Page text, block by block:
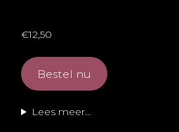
€12,50
Bestel nu
Lees meer…